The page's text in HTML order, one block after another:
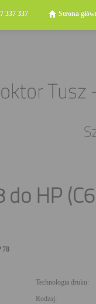
337 337 Strona
HP
78
Technologia druku:
Rodzaj: